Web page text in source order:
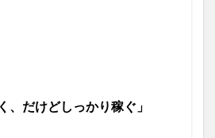
、だけどしっかり稼ぐ」